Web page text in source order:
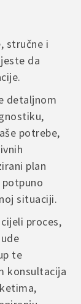
prijema
nas kontaktirate
bismo što brže
u najkraćem
kako bi
, kada je koža
koljena i
suhoće i
tijelo kako
hranjivih
a posebno u
fields
for
stručne i
da
detaljnom
potrebe,
plan
situaciji.
proces,
te
konsultacija